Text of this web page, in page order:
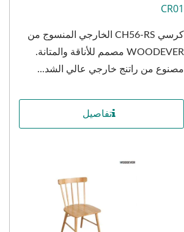
CR01
كرسي CH56-RS الخارجي المنسوج من
WOODEVER مصمم للأناقة والمتانة.
مصنوع من راتنج خارجي عالي الشد...
تفاصيل